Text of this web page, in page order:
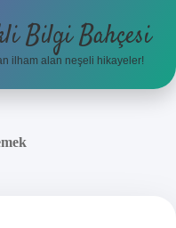
Bilgi Bahçesi
ilham alan neşeli hikayeler!